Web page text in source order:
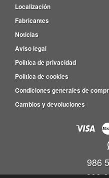
Localización
Fabricantes
Noticias
Aviso legal
Política de privacidad
Política de cookies
Condiciones generales de
Cambios y devoluciones
986